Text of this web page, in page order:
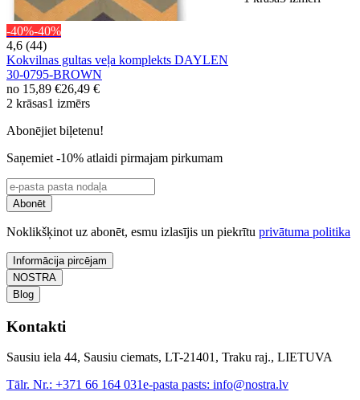
-40%-40%
4,6 (44)
Kokvilnas gultas veļa komplekts DAYLEN
30-0795-BROWN
no 15,89 €26,49 €
2 krāsas1 izmērs
Abonējiet biļetenu!
Saņemiet -10% atlaidi pirmajam pirkumam
Abonēt
Noklikšķinot uz abonēt, esmu izlasījis un piekrītu privātuma politika
Informācija pircējam
NOSTRA
Blog
Kontakti
Sausiu iela 44, Sausiu ciemats, LT-21401, Traku raj., LIETUVA
Tālr. Nr.: +371 66 164 031e-pasta pasts: info@nostra.lv